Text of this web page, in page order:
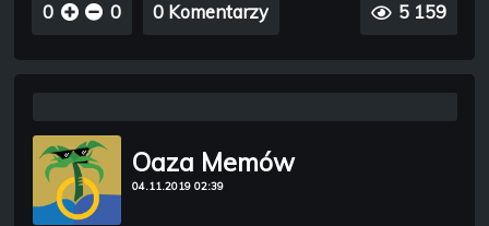
0 0 0 Komentarzy 5 159
Oaza Memów
04.11.2019 02:39